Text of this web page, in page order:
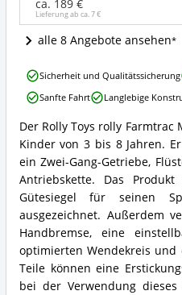
Angebote:
ist
dieser
erhältlich?
ca. 189 €
Lieferung ab ca.7 €
alle 8 Angebote ansehen
Rolly
Toys
rolly
Farmtrac
MB
1500
Zusammenfassung:
Was
bietet
dieser
Kindertraktor?
Der Rolly Toys rolly
Kinder von 3 bis 8 Jahren.
ein Zwei-Gang-Getriebe,
Antriebskette. Das
Gütesiegel für seinen
ausgezeichnet. Außerdem
Handbremse, eine
optimierten Wendekreis
Teile können eine
bei der Verwendung
Rolly
Toys
rolly
MB
1500
Vorteile:
Was
spricht
für
diesen
Kindertraktor?
Sicherheit und Qualitätssicherung
Sanfte Fahrt
Langlebige